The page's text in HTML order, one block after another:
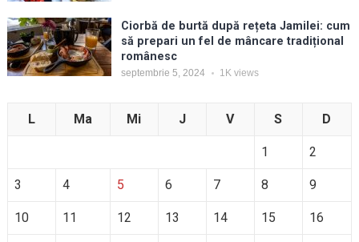
Ciorbă de burtă după rețeta Jamilei: cum
să prepari un fel de mâncare tradițional
românesc
septembrie 5, 2024 1Kviews
L Ma Mi J V S D
1 2
3 4 5 6 7 8 9
10 11 12 13 14 15 16